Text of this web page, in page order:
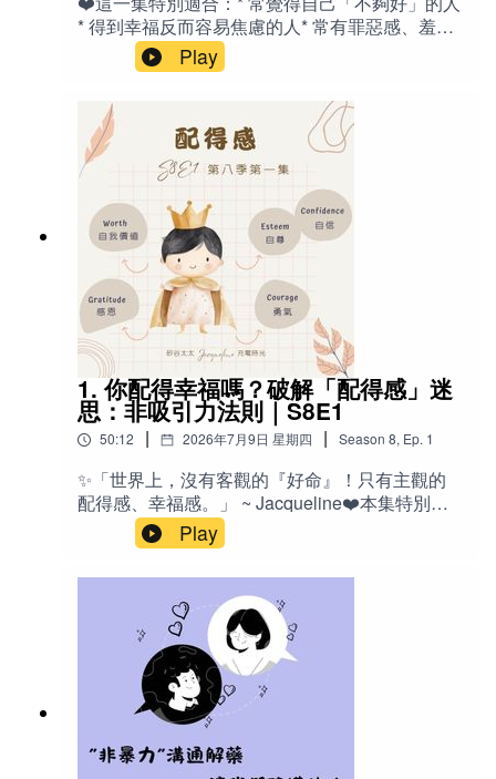
5215Email: Ery135@gmail.com
鳥） - Caribou：北美野馴鹿 - Reindeer：馴鹿
（聖誕老人拉車的那種） - Dry Cabin：無自來水
的木屋 - Anti-Nausea motion sickness patches：
吃太多 - Sit down meals：坐下來點菜的正餐 -
Excursions：岸上遊覽行程 🎙️相關老節目：
《S3E5 我是『擔憂』武士Worrier - 就是愛擔
心？》《轉播｜為啥學音樂？矽谷家長觀點 ｜愛
麗絲老師訪問Jacqueline》《S7E15 帶『皮蛇』
去旅行：一場被迫慢下來的身體提醒》
* 得到幸福反而容易焦慮的人* 常有罪惡感、羞愧
感的人* 容易羨慕別人、比較自己的人* 努力很
多，卻始終覺得人生沒有突破的人* 正在人生低
潮、失業、失戀或遭遇挫折的人* 想深入了解心理
學、神經科學與靈性觀點的人* 希望提升幸福感與
內在穩定的人* 對「配得感」、「價值感」、「應
得感」有興趣的聽眾✍️節目介紹：你的想要～和
「靈魂」的想要，不一樣？為什麼有些人得到幸
福，卻無法安心享受？為何有人成功後，反而開
始懷疑自己只是運氣好；有人躲過災難，卻一直
活在罪惡感裡；有人努力多年仍相信自己不值得
被愛、不值得成功？這些問題，都可能與一種很
少被討論，卻深深影響人生品質的心理狀態有關
～配得感（Sense of Deservingness）。本集節
目延續上一集內容，進一步探討配得感背後更深
層的心理機制，以及它如何影響我們對幸福、成
功、失敗、人際關係與人生挑戰的感受。節目中
除了引用孟子《天將降大任於斯人也》的智慧，
也分享神經外科醫師 Dr. Michael Egnor 對自由意
志、意識與靈魂的研究觀點，並比較「配得
感」、「價值感」、「應得感」與「該得感」四
種人生狀態，幫助我們重新理解：真正決定幸福
的，並不是外在發生了什麼，而是我們是否有能
受的一切，都正在默默擴充你承接幸福的容量。
🔤 英文Sense of Deservingness 配得
感 Sense of Worthiness 價值感 Sense of
Entitlement 應得感 Homeostasis 體內恆
定、體內穩態 Arousal 喚醒狀態、清醒程
度 Movement 動作控制 Perceiving 感
知、知覺 Memory 記
憶 Emotion 情
緒 Pseudoscience 偽科學（作者主張可理
Play
1. 你配得幸福嗎？破解「配得感」迷
思：非吸引力法則｜S8E1
50:12 | 2026年7月9日 星期四 | Season 8, Ep. 1
✨「世界上，沒有客觀的『好命』！只有主觀的
配得感、幸福感。」 ~ Jacqueline❤️本集特別適
合：常覺得自己「不夠好」、「不值得被愛」的
人明明擁有很多，卻始終無法感到滿足與幸福的
人總是在感情中反覆測試對方、害怕失去的人容
易拖延、自我設限、自我破壞（Self-Sabotage）
的人對吸引力法則、顯化（Manifestation）、身
心靈、自我成長有興趣，但希望有更深入思辨的
人正在尋找人生方向、職涯定位或思考「真正想
要的是什麼」的人父母、教育工作者，以及想了
解孩子天賦與內在動力的人想建立真正自信，而
不是靠自我催眠獲得短暫信心的人✍️ 你真的相信
「只要相信自己值得，就能得到一切」嗎？近年
Play